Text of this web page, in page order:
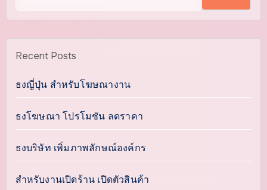
Recent Posts
ธงญี่ปุ่น สำหรับโฆษณางาน
ธงโฆษณา โปรโมชัน ลดราคา
ธงบริษัท เพิ่มภาพลักษณ์องค์กร
สำหรับงานเปิดร้าน เปิดตัวสินค้า